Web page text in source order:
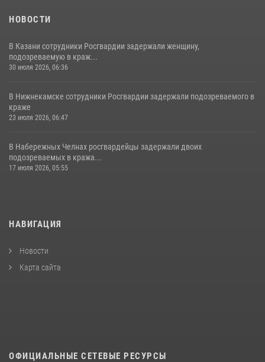
НОВОСТИ
В Казани сотрудники Росгвардии задержали женщину,
подозреваемую в краж...
30 июля 2026, 06:36
В Нижнекамске сотрудники Росгвардии задержали подозреваемого в
краже
23 июля 2026, 06:47
В Набережных Челнах росгвардейцы задержали двоих
подозреваемых в кража...
17 июля 2026, 05:55
НАВИГАЦИЯ
Новости
Карта сайта
ОФИЦИАЛЬНЫЕ СЕТЕВЫЕ РЕСУРСЫ